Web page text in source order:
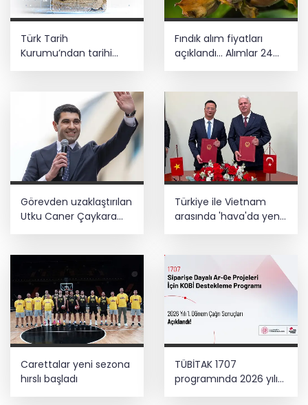
Türk Tarih
Kurumu’ndan tarihi
içerikler tek platformda
Fındık alım fiyatları
açıklandı... Alımlar 24
Ağustos'ta başlıyor
Görevden uzaklaştırılan
Utku Caner Çaykara
Türkiye ile Vietnam
arasında 'hava'da yeni
Carettalar yeni sezona
hırslı başladı
TÜBİTAK 1707
programında 2026 yılı